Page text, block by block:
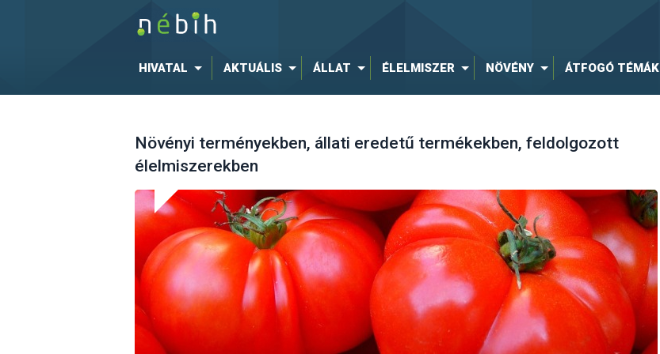
HIVATAL AKTUÁLIS ÁLLAT ÉLELMISZER NÖVÉNY ÁTFOGÓ TÉMÁK
Növényi terményekben, állati eredetű termékekben, feldolgozott
élelmiszerekben